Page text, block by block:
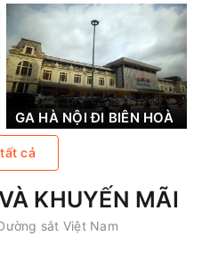
GA HÀ NỘI ĐI BIÊN HOÀ
cả
KHUYẾN MÃI
sắt Việt Nam